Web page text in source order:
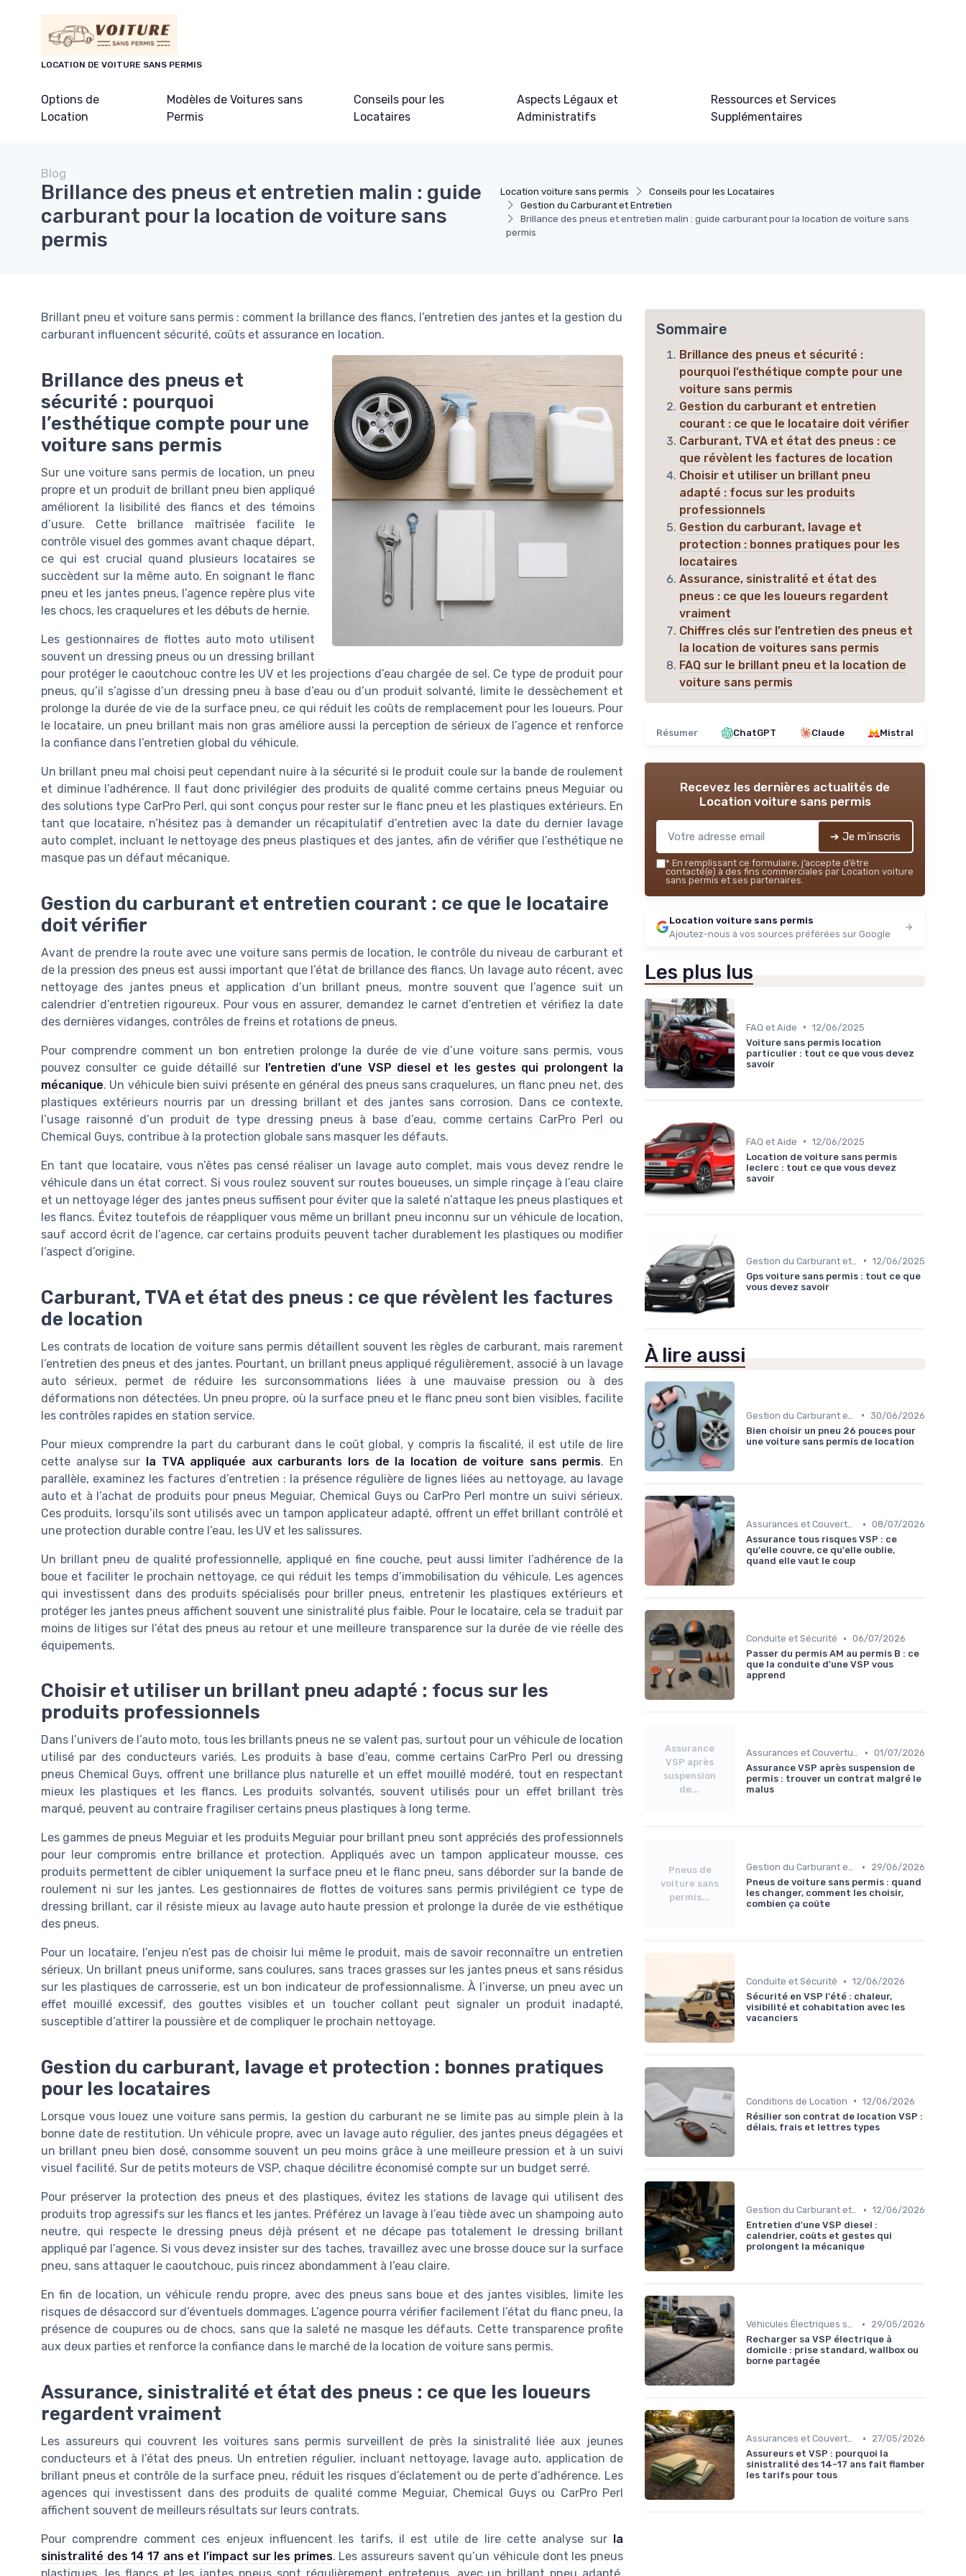
LOCATION DE VOITURE SANS PERMIS
Options de
Location
Modèles de Voitures sans
Permis
Conseils pour les
Locataires
Aspects Légaux et
Administratifs
Ressources et Services
Supplémentaires
Location voiture sans permis
Conseils pour les Locataires
Gestion du Carburant et Entretien
Brillance des pneus et entretien malin : guide carburant pour la location de voiture sans
permis
Blog
Brillance des pneus et entretien malin : guide
carburant pour la location de voiture sans
permis
Brillant pneu et voiture sans permis : comment la brillance des flancs, l’entretien des jantes et la gestion du
carburant influencent sécurité, coûts et assurance en location.
Brillance des pneus et
sécurité : pourquoi
l’esthétique compte pour une
voiture sans permis
Sur une voiture sans permis de location, un pneu
propre et un produit de brillant pneu bien appliqué
améliorent la lisibilité des flancs et des témoins
d’usure. Cette brillance maîtrisée facilite le
contrôle visuel des gommes avant chaque départ,
ce qui est crucial quand plusieurs locataires se
succèdent sur la même auto. En soignant le flanc
pneu et les jantes pneus, l’agence repère plus vite
les chocs, les craquelures et les débuts de hernie.
Les gestionnaires de flottes auto moto utilisent
souvent un dressing pneus ou un dressing brillant
pour protéger le caoutchouc contre les UV et les projections d’eau chargée de sel. Ce type de produit pour
pneus, qu’il s’agisse d’un dressing pneu à base d’eau ou d’un produit solvanté, limite le dessèchement et
prolonge la durée de vie de la surface pneu, ce qui réduit les coûts de remplacement pour les loueurs. Pour
le locataire, un pneu brillant mais non gras améliore aussi la perception de sérieux de l’agence et renforce
la confiance dans l’entretien global du véhicule.
Un brillant pneu mal choisi peut cependant nuire à la sécurité si le produit coule sur la bande de roulement
et diminue l’adhérence. Il faut donc privilégier des produits de qualité comme certains pneus Meguiar ou
des solutions type CarPro Perl, qui sont conçus pour rester sur le flanc pneu et les plastiques extérieurs. En
tant que locataire, n’hésitez pas à demander un récapitulatif d’entretien avec la date du dernier lavage
auto complet, incluant le nettoyage des pneus plastiques et des jantes, afin de vérifier que l’esthétique ne
masque pas un défaut mécanique.
Gestion du carburant et entretien courant : ce que le locataire
doit vérifier
Avant de prendre la route avec une voiture sans permis de location, le contrôle du niveau de carburant et
de la pression des pneus est aussi important que l’état de brillance des flancs. Un lavage auto récent, avec
nettoyage des jantes pneus et application d’un brillant pneus, montre souvent que l’agence suit un
calendrier d’entretien rigoureux. Pour vous en assurer, demandez le carnet d’entretien et vérifiez la date
des dernières vidanges, contrôles de freins et rotations de pneus.
Pour comprendre comment un bon entretien prolonge la durée de vie d’une voiture sans permis, vous
pouvez consulter ce guide détaillé sur l’entretien d’une VSP diesel et les gestes qui prolongent la
mécanique. Un véhicule bien suivi présente en général des pneus sans craquelures, un flanc pneu net, des
plastiques extérieurs nourris par un dressing brillant et des jantes sans corrosion. Dans ce contexte,
l’usage raisonné d’un produit de type dressing pneus à base d’eau, comme certains CarPro Perl ou
Chemical Guys, contribue à la protection globale sans masquer les défauts.
En tant que locataire, vous n’êtes pas censé réaliser un lavage auto complet, mais vous devez rendre le
véhicule dans un état correct. Si vous roulez souvent sur routes boueuses, un simple rinçage à l’eau claire
et un nettoyage léger des jantes pneus suffisent pour éviter que la saleté n’attaque les pneus plastiques et
les flancs. Évitez toutefois de réappliquer vous même un brillant pneu inconnu sur un véhicule de location,
sauf accord écrit de l’agence, car certains produits peuvent tacher durablement les plastiques ou modifier
l’aspect d’origine.
Carburant, TVA et état des pneus : ce que révèlent les factures
de location
Les contrats de location de voiture sans permis détaillent souvent les règles de carburant, mais rarement
l’entretien des pneus et des jantes. Pourtant, un brillant pneus appliqué régulièrement, associé à un lavage
auto sérieux, permet de réduire les surconsommations liées à une mauvaise pression ou à des
déformations non détectées. Un pneu propre, où la surface pneu et le flanc pneu sont bien visibles, facilite
les contrôles rapides en station service.
Pour mieux comprendre la part du carburant dans le coût global, y compris la fiscalité, il est utile de lire
cette analyse sur la TVA appliquée aux carburants lors de la location de voiture sans permis. En
parallèle, examinez les factures d’entretien : la présence régulière de lignes liées au nettoyage, au lavage
auto et à l’achat de produits pour pneus Meguiar, Chemical Guys ou CarPro Perl montre un suivi sérieux.
Ces produits, lorsqu’ils sont utilisés avec un tampon applicateur adapté, offrent un effet brillant contrôlé et
une protection durable contre l’eau, les UV et les salissures.
Un brillant pneu de qualité professionnelle, appliqué en fine couche, peut aussi limiter l’adhérence de la
boue et faciliter le prochain nettoyage, ce qui réduit les temps d’immobilisation du véhicule. Les agences
qui investissent dans des produits spécialisés pour briller pneus, entretenir les plastiques extérieurs et
protéger les jantes pneus affichent souvent une sinistralité plus faible. Pour le locataire, cela se traduit par
moins de litiges sur l’état des pneus au retour et une meilleure transparence sur la durée de vie réelle des
équipements.
Choisir et utiliser un brillant pneu adapté : focus sur les
produits professionnels
Dans l’univers de l’auto moto, tous les brillants pneus ne se valent pas, surtout pour un véhicule de location
utilisé par des conducteurs variés. Les produits à base d’eau, comme certains CarPro Perl ou dressing
pneus Chemical Guys, offrent une brillance plus naturelle et un effet mouillé modéré, tout en respectant
mieux les plastiques et les flancs. Les produits solvantés, souvent utilisés pour un effet brillant très
marqué, peuvent au contraire fragiliser certains pneus plastiques à long terme.
Les gammes de pneus Meguiar et les produits Meguiar pour brillant pneu sont appréciés des professionnels
pour leur compromis entre brillance et protection. Appliqués avec un tampon applicateur mousse, ces
produits permettent de cibler uniquement la surface pneu et le flanc pneu, sans déborder sur la bande de
roulement ni sur les jantes. Les gestionnaires de flottes de voitures sans permis privilégient ce type de
dressing brillant, car il résiste mieux au lavage auto haute pression et prolonge la durée de vie esthétique
des pneus.
Pour un locataire, l’enjeu n’est pas de choisir lui même le produit, mais de savoir reconnaître un entretien
sérieux. Un brillant pneus uniforme, sans coulures, sans traces grasses sur les jantes pneus et sans résidus
sur les plastiques de carrosserie, est un bon indicateur de professionnalisme. À l’inverse, un pneu avec un
effet mouillé excessif, des gouttes visibles et un toucher collant peut signaler un produit inadapté,
susceptible d’attirer la poussière et de compliquer le prochain nettoyage.
Gestion du carburant, lavage et protection : bonnes pratiques
pour les locataires
Lorsque vous louez une voiture sans permis, la gestion du carburant ne se limite pas au simple plein à la
bonne date de restitution. Un véhicule propre, avec un lavage auto régulier, des jantes pneus dégagées et
un brillant pneu bien dosé, consomme souvent un peu moins grâce à une meilleure pression et à un suivi
visuel facilité. Sur de petits moteurs de VSP, chaque décilitre économisé compte sur un budget serré.
Pour préserver la protection des pneus et des plastiques, évitez les stations de lavage qui utilisent des
produits trop agressifs sur les flancs et les jantes. Préférez un lavage à l’eau tiède avec un shampoing auto
neutre, qui respecte le dressing pneus déjà présent et ne décape pas totalement le dressing brillant
appliqué par l’agence. Si vous devez insister sur des taches, travaillez avec une brosse douce sur la surface
pneu, sans attaquer le caoutchouc, puis rincez abondamment à l’eau claire.
En fin de location, un véhicule rendu propre, avec des pneus sans boue et des jantes visibles, limite les
risques de désaccord sur d’éventuels dommages. L’agence pourra vérifier facilement l’état du flanc pneu, la
présence de coupures ou de chocs, sans que la saleté ne masque les défauts. Cette transparence profite
aux deux parties et renforce la confiance dans le marché de la location de voiture sans permis.
Assurance, sinistralité et état des pneus : ce que les loueurs
regardent vraiment
Les assureurs qui couvrent les voitures sans permis surveillent de près la sinistralité liée aux jeunes
conducteurs et à l’état des pneus. Un entretien régulier, incluant nettoyage, lavage auto, application de
brillant pneus et contrôle de la surface pneu, réduit les risques d’éclatement ou de perte d’adhérence. Les
agences qui investissent dans des produits de qualité comme Meguiar, Chemical Guys ou CarPro Perl
affichent souvent de meilleurs résultats sur leurs contrats.
Pour comprendre comment ces enjeux influencent les tarifs, il est utile de lire cette analyse sur la
sinistralité des 14 17 ans et l’impact sur les primes. Les assureurs savent qu’un véhicule dont les pneus
Sommaire
Brillance des pneus et sécurité :
pourquoi l’esthétique compte pour une
voiture sans permis
Gestion du carburant et entretien
courant : ce que le locataire doit vérifier
Carburant, TVA et état des pneus : ce
que révèlent les factures de location
Choisir et utiliser un brillant pneu
adapté : focus sur les produits
professionnels
Gestion du carburant, lavage et
protection : bonnes pratiques pour les
locataires
Assurance, sinistralité et état des
pneus : ce que les loueurs regardent
vraiment
Chiffres clés sur l’entretien des pneus et
la location de voitures sans permis
FAQ sur le brillant pneu et la location de
voiture sans permis
Résumer ChatGPT Claude Mistral
Recevez les dernières actualités de
Location voiture sans permis
➔ Je m'inscris
* En remplissant ce formulaire, j’accepte d’être
contacté(e) à des fins commerciales par Location voiture
sans permis et ses partenaires.
Location voiture sans permis
Ajoutez-nous à vos sources préférées sur Google
Les plus lus
FAQ et Aide • 12/06/2025
Voiture sans permis location
particulier : tout ce que vous devez
savoir
FAQ et Aide • 12/06/2025
Location de voiture sans permis
leclerc : tout ce que vous devez
savoir
• 12/06/2025
Gps voiture sans permis : tout ce que
vous devez savoir
À lire aussi
• 30/06/2026
Bien choisir un pneu 26 pouces pour
une voiture sans permis de location
Assurances et Couvertures • 08/07/2026
Assurance tous risques VSP : ce
qu'elle couvre, ce qu'elle oublie,
quand elle vaut le coup
Conduite et Sécurité • 06/07/2026
Passer du permis AM au permis B : ce
que la conduite d'une VSP vous
apprend
Assurance
VSP après
suspension
de...
Assurances et Couvertures • 01/07/2026
Assurance VSP après suspension de
permis : trouver un contrat malgré le
malus
Pneus de
voiture sans
permis...
Gestion du Carburant et Entretien •
29/06/2026
Pneus de voiture sans permis : quand
les changer, comment les choisir,
combien ça coûte
Conduite et Sécurité • 12/06/2026
Sécurité en VSP l'été : chaleur,
visibilité et cohabitation avec les
vacanciers
Conditions de Location • 12/06/2026
Résilier son contrat de location VSP :
délais, frais et lettres types
Gestion du Carburant et Entretien • 12/06/2026
Entretien d'une VSP diesel :
calendrier, coûts et gestes qui
prolongent la mécanique
Véhicules Électriques sans Permis •
29/05/2026
Recharger sa VSP électrique à
domicile : prise standard, wallbox ou
borne partagée
Assurances et Couvertures •
27/05/2026
Assureurs et VSP : pourquoi la
sinistralité des 14-17 ans fait flamber
les tarifs pour tous